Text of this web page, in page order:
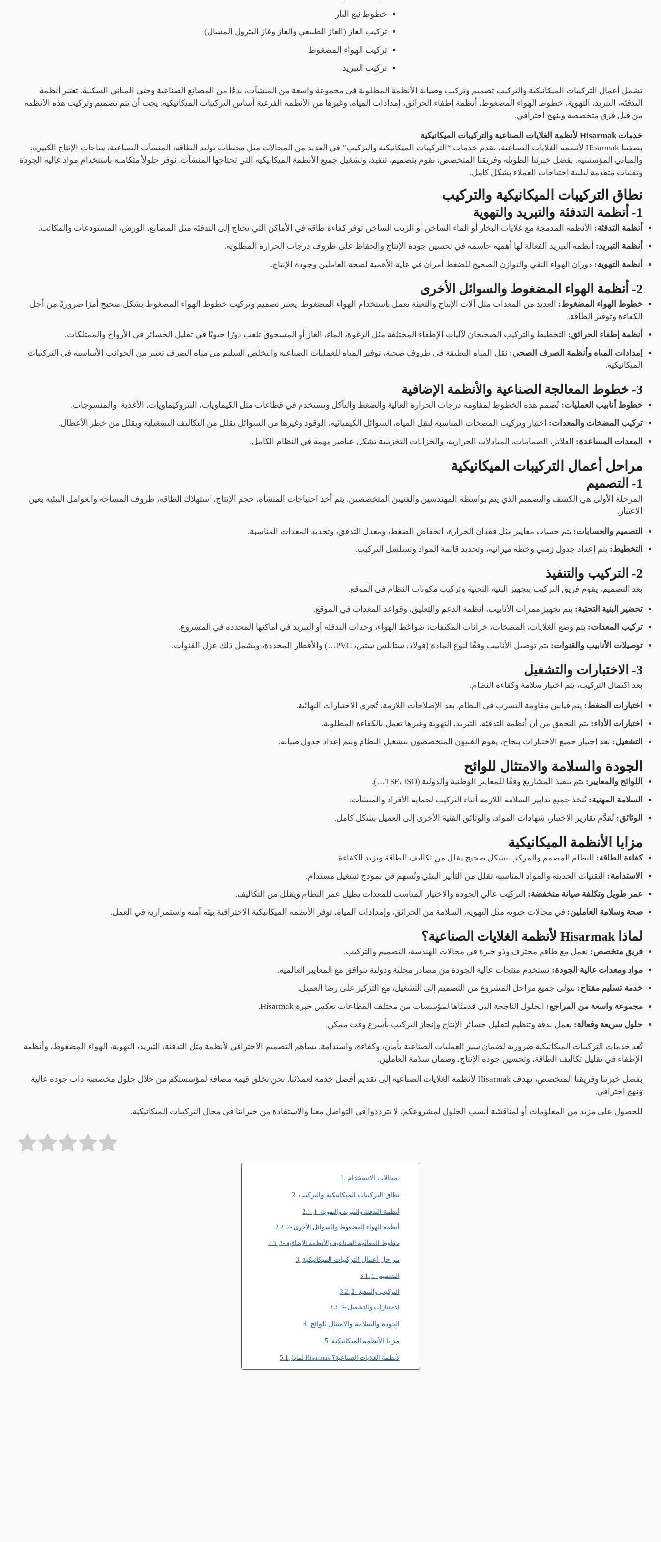
خطوط نبع النار
تركيب الغاز (الغاز الطبيعي والغاز وغاز البترول المسال)
تركيب الهواء المضغوط
تركيب التبريد
تشمل أعمال التركيبات الميكانيكية والتركيب تصميم وتركيب وصيانة الأنظمة المطلوبة في مجموعة واسعة من المنشآت، بدءًا من المصانع الصناعية وحتى المباني السكنية. تعتبر أنظمة
التدفئة، التبريد، التهوية، خطوط الهواء المضغوط، أنظمة إطفاء الحرائق، إمدادات المياه، وغيرها من الأنظمة الفرعية أساس التركيبات الميكانيكية. يجب أن يتم تصميم وتركيب هذه الأنظمة
من قبل فرق متخصصة وبنهج احترافي.
خدمات Hisarmak لأنظمة الغلايات الصناعية والتركيبات الميكانيكية
بصفتنا Hisarmak لأنظمة الغلايات الصناعية، نقدم خدمات “التركيبات الميكانيكية والتركيب” في العديد من المجالات مثل محطات توليد الطاقة، المنشآت الصناعية، ساحات الإنتاج الكبيرة،
والمباني المؤسسية. بفضل خبرتنا الطويلة وفريقنا المتخصص، نقوم بتصميم، تنفيذ، وتشغيل جميع الأنظمة الميكانيكية التي تحتاجها المنشآت. نوفر حلولاً متكاملة باستخدام مواد عالية الجودة
وتقنيات متقدمة لتلبية احتياجات العملاء بشكل كامل.
نطاق التركيبات الميكانيكية والتركيب
1- أنظمة التدفئة والتبريد والتهوية
أنظمة التدفئة: الأنظمة المدمجة مع غلايات البخار أو الماء الساخن أو الزيت الساخن توفر كفاءة طاقة في الأماكن التي تحتاج إلى التدفئة مثل المصانع، الورش، المستودعات والمكاتب.
أنظمة التبريد: أنظمة التبريد الفعالة لها أهمية حاسمة في تحسين جودة الإنتاج والحفاظ على ظروف درجات الحرارة المطلوبة.
أنظمة التهوية: دوران الهواء النقي والتوازن الصحيح للضغط أمران في غاية الأهمية لصحة العاملين وجودة الإنتاج.
2- أنظمة الهواء المضغوط والسوائل الأخرى
خطوط الهواء المضغوط: العديد من المعدات مثل آلات الإنتاج والتعبئة تعمل باستخدام الهواء المضغوط. يعتبر تصميم وتركيب خطوط الهواء المضغوط بشكل صحيح أمرًا ضروريًا من أجل
الكفاءة وتوفير الطاقة.
أنظمة إطفاء الحرائق: التخطيط والتركيب الصحيحان لآليات الإطفاء المختلفة مثل الرغوة، الماء، الغاز أو المسحوق تلعب دورًا حيويًا في تقليل الخسائر في الأرواح والممتلكات.
إمدادات المياه وأنظمة الصرف الصحي: نقل المياه النظيفة في ظروف صحية، توفير المياه للعمليات الصناعية والتخلص السليم من مياه الصرف تعتبر من الجوانب الأساسية في التركيبات
الميكانيكية.
3- خطوط المعالجة الصناعية والأنظمة الإضافية
خطوط أنابيب العمليات: تُصمم هذه الخطوط لمقاومة درجات الحرارة العالية والضغط والتآكل وتستخدم في قطاعات مثل الكيماويات، البتروكيماويات، الأغذية، والمنسوجات.
تركيب المضخات والمعدات: اختيار وتركيب المضخات المناسبة لنقل المياه، السوائل الكيميائية، الوقود وغيرها من السوائل يقلل من التكاليف التشغيلية ويقلل من خطر الأعطال.
المعدات المساعدة: الفلاتر، الصمامات، المبادلات الحرارية، والخزانات التخزينية تشكل عناصر مهمة في النظام الكامل.
مراحل أعمال التركيبات الميكانيكية
1- التصميم
المرحلة الأولى هي الكشف والتصميم الذي يتم بواسطة المهندسين والفنيين المتخصصين. يتم أخذ احتياجات المنشأة، حجم الإنتاج، استهلاك الطاقة، ظروف المساحة والعوامل البيئية بعين
الاعتبار.
التصميم والحسابات: يتم حساب معايير مثل فقدان الحرارة، انخفاض الضغط، ومعدل التدفق، وتحديد المعدات المناسبة.
التخطيط: يتم إعداد جدول زمني وخطة ميزانية، وتحديد قائمة المواد وتسلسل التركيب.
2- التركيب والتنفيذ
بعد التصميم، يقوم فريق التركيب بتجهيز البنية التحتية وتركيب مكونات النظام في الموقع.
تحضير البنية التحتية: يتم تجهيز ممرات الأنابيب، أنظمة الدعم والتعليق، وقواعد المعدات في الموقع.
تركيب المعدات: يتم وضع الغلايات، المضخات، خزانات المكثفات، ضواغط الهواء، وحدات التدفئة أو التبريد في أماكنها المحددة في المشروع.
توصيلات الأنابيب والقنوات: يتم توصيل الأنابيب وفقًا لنوع المادة (فولاذ، ستانلس ستيل، PVC…) والأقطار المحددة، ويشمل ذلك عزل القنوات.
3- الاختبارات والتشغيل
بعد اكتمال التركيب، يتم اختبار سلامة وكفاءة النظام.
اختبارات الضغط: يتم قياس مقاومة التسرب في النظام. بعد الإصلاحات اللازمة، تُجرى الاختبارات النهائية.
اختبارات الأداء: يتم التحقق من أن أنظمة التدفئة، التبريد، التهوية وغيرها تعمل بالكفاءة المطلوبة.
التشغيل: بعد اجتياز جميع الاختبارات بنجاح، يقوم الفنيون المتخصصون بتشغيل النظام ويتم إعداد جدول صيانة.
الجودة والسلامة والامتثال للوائح
اللوائح والمعايير: يتم تنفيذ المشاريع وفقًا للمعايير الوطنية والدولية (TSE، ISO…).
السلامة المهنية: تُتخذ جميع تدابير السلامة اللازمة أثناء التركيب لحماية الأفراد والمنشآت.
الوثائق: تُقدَّم تقارير الاختبار، شهادات المواد، والوثائق الفنية الأخرى إلى العميل بشكل كامل.
مزايا الأنظمة الميكانيكية
كفاءة الطاقة: النظام المصمم والمركب بشكل صحيح يقلل من تكاليف الطاقة ويزيد الكفاءة.
الاستدامة: التقنيات الحديثة والمواد المناسبة تقلل من التأثير البيئي وتُسهم في نموذج تشغيل مستدام.
عمر طويل وتكلفة صيانة منخفضة: التركيب عالي الجودة والاختيار المناسب للمعدات يطيل عمر النظام ويقلل من التكاليف.
صحة وسلامة العاملين: في مجالات حيوية مثل التهوية، السلامة من الحرائق، وإمدادات المياه، توفر الأنظمة الميكانيكية الاحترافية بيئة آمنة واستمرارية في العمل.
لماذا Hisarmak لأنظمة الغلايات الصناعية؟
فريق متخصص: نعمل مع طاقم محترف وذو خبرة في مجالات الهندسة، التصميم والتركيب.
مواد ومعدات عالية الجودة: نستخدم منتجات عالية الجودة من مصادر محلية ودولية تتوافق مع المعايير العالمية.
خدمة تسليم مفتاح: نتولى جميع مراحل المشروع من التصميم إلى التشغيل، مع التركيز على رضا العميل.
مجموعة واسعة من المراجع: الحلول الناجحة التي قدمناها لمؤسسات من مختلف القطاعات تعكس خبرة Hisarmak.
حلول سريعة وفعالة: نعمل بدقة وتنظيم لتقليل خسائر الإنتاج وإنجاز التركيب بأسرع وقت ممكن.
تُعد خدمات التركيبات الميكانيكية ضرورية لضمان سير العمليات الصناعية بأمان، وكفاءة، واستدامة. يساهم التصميم الاحترافي لأنظمة مثل التدفئة، التبريد، التهوية، الهواء المضغوط، وأنظمة
الإطفاء في تقليل تكاليف الطاقة، وتحسين جودة الإنتاج، وضمان سلامة العاملين.
بفضل خبرتنا وفريقنا المتخصص، تهدف Hisarmak لأنظمة الغلايات الصناعية إلى تقديم أفضل خدمة لعملائنا. نحن نخلق قيمة مضافة لمؤسستكم من خلال حلول مخصصة ذات جودة عالية
ونهج احترافي.
للحصول على مزيد من المعلومات أو لمناقشة أنسب الحلول لمشروعكم، لا تترددوا في التواصل معنا والاستفادة من خبراتنا في مجال التركيبات الميكانيكية.
مجالات الاستخدام:
نطاق التركيبات الميكانيكية والتركيب
1- أنظمة التدفئة والتبريد والتهوية
2- أنظمة الهواء المضغوط والسوائل الأخرى
3- خطوط المعالجة الصناعية والأنظمة الإضافية
مراحل أعمال التركيبات الميكانيكية
1- التصميم
2- التركيب والتنفيذ
3- الاختبارات والتشغيل
الجودة والسلامة والامتثال للوائح
مزايا الأنظمة الميكانيكية
لماذا Hisarmak لأنظمة الغلايات الصناعية؟